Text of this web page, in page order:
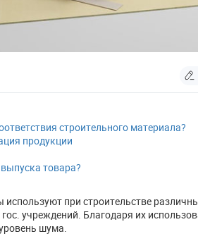
строительного материала?
продукции
товара?
при строительстве
учреждений. Благодаря их
шума.